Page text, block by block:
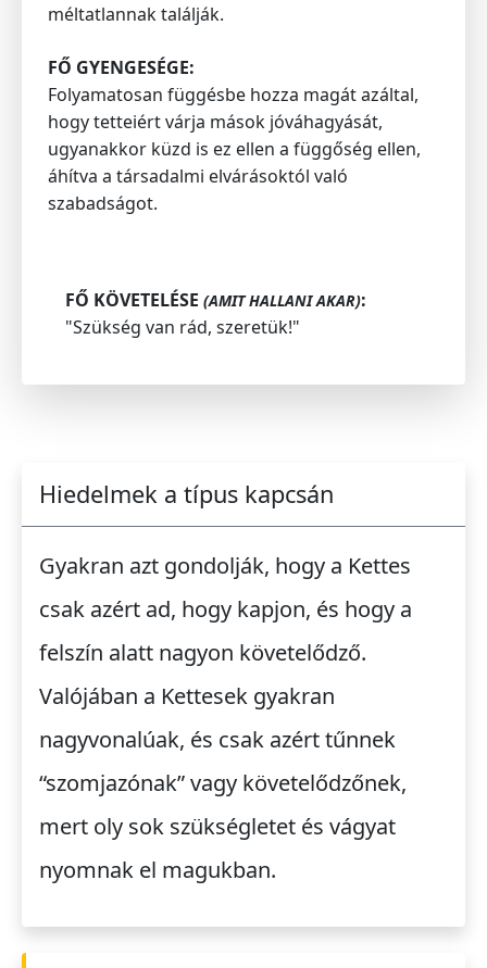
méltatlannak találják.
FŐ GYENGESÉGE:
Folyamatosan függésbe hozza magát azáltal,
hogy tetteiért várja mások jóváhagyását,
ugyanakkor küzd is ez ellen a függőség ellen,
áhítva a társadalmi elvárásoktól való
szabadságot.
FŐ KÖVETELÉSE (AMIT HALLANI AKAR):
"Szükség van rád, szeretük!"
Hiedelmek a típus kapcsán
Gyakran azt gondolják, hogy a Kettes
csak azért ad, hogy kapjon, és hogy a
felszín alatt nagyon követelődző.
Valójában a Kettesek gyakran
nagyvonalúak, és csak azért tűnnek
“szomjazónak” vagy követelődzőnek,
mert oly sok szükségletet és vágyat
nyomnak el magukban.